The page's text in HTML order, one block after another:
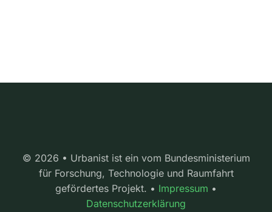
© 2026 • Urbanist ist ein vom Bundesministerium
für Forschung, Technologie und Raumfahrt
gefördertes Projekt. • Impressum •
Datenschutzerklärung